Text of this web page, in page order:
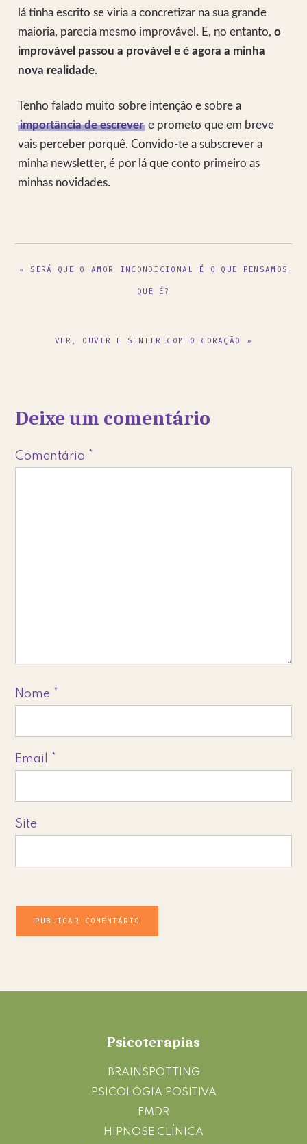
lá tinha escrito se viria a concretizar na sua grande
maioria, parecia mesmo improvável. E, no entanto,o
improvável passou a provável e é agora a minha
nova realidade.
Tenho falado muito sobre intenção e sobre a
importância de escrever e prometo que em breve
vais perceber porquê. Convido-te a subscrever a
minha newsletter, é por lá que conto primeiro as
minhas novidades.
PREVIOUS
« SERÁ QUE O AMOR INCONDICIONAL É O QUE PENSAMOS
QUE É?
VER, OUVIR E SENTIR COM O CORAÇÃO »
Reader
Interactions
Deixe um comentário
Comentário *
Nome *
Email *
Site
Psicoterapias
BRAINSPOTTING
PSICOLOGIA POSITIVA
EMDR
HIPNOSE CLÍNICA